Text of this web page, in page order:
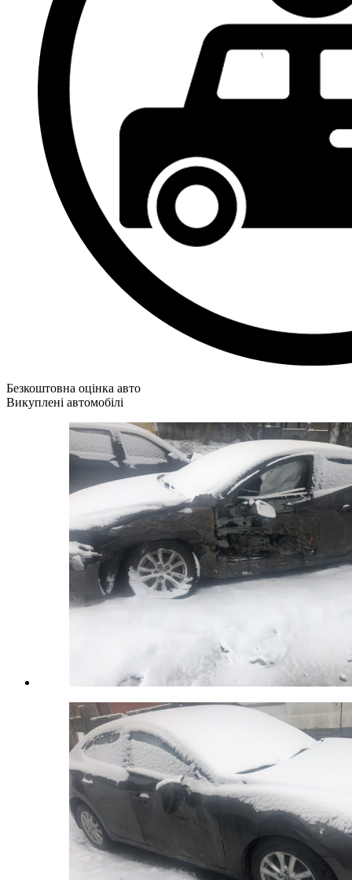
Безкоштовна оцінка авто
Викуплені автомобілі